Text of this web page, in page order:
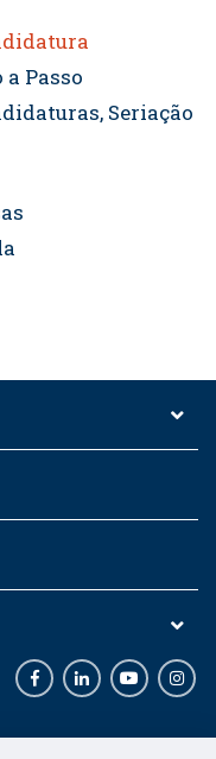
a Passo
Seriação
FacebookLinkedInYoutube